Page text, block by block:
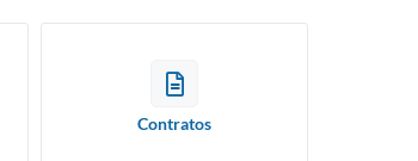
Contratos